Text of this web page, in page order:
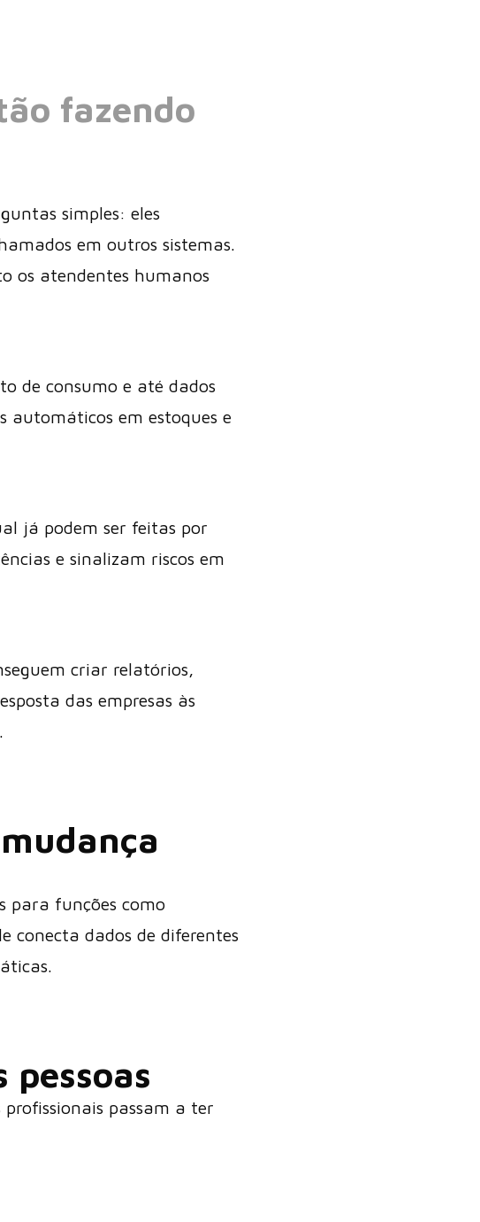
fazendo
simples: eles
em outros sistemas.
os atendentes humanos
de consumo e até dados
automáticos em estoques e
já podem ser feitas por
e sinalizam riscos em
criar relatórios,
das empresas às
para funções como
conecta dados de diferentes
pessoas
passam a ter